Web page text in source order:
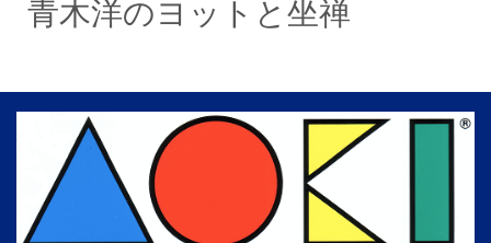
青木洋のヨットと坐禅